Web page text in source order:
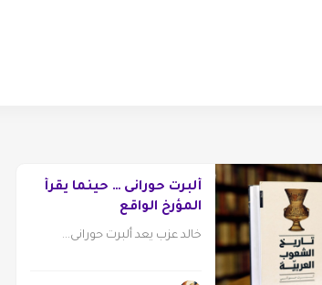
ألبرت حورانى … حينما يقرأ
المؤرخ الواقع
خالد عزب يعد ألبرت حورانى...